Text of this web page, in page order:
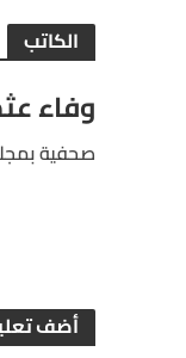
الكاتب
وفاء
صحفية
أضف